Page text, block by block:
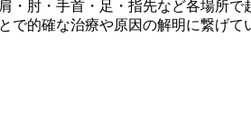
・肘・手首・足・指先など各場所で
で的確な治療や原因の解明に繋げて